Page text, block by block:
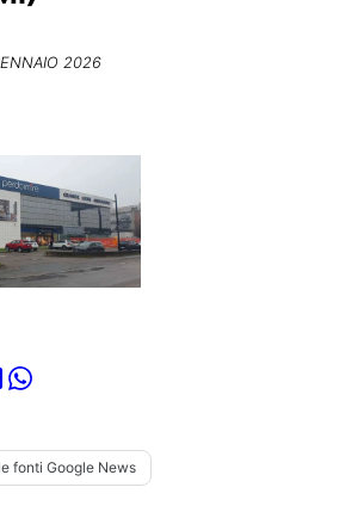
2026
fonti Google News